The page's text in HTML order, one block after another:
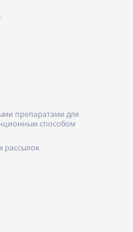
препаратами для
способом
рассылок